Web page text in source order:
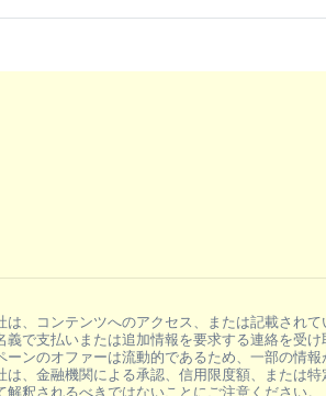
、コンテンツへのアクセス、または記載され
で支払いまたは追加情報を要求する連絡を受
ンのオファーは流動的であるため、一部の情
、金融機関による承認、信用限度額、または
釈されるべきではないことにご注意ください。